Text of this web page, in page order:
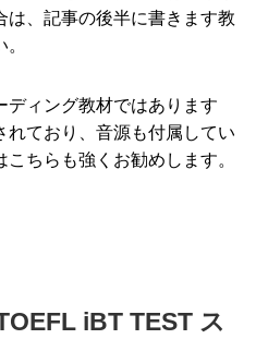
は、記事の後半に書きます教
ディング教材ではあります
れており、音源も付属してい
ちらも強くお勧めします。
iBT TEST ス